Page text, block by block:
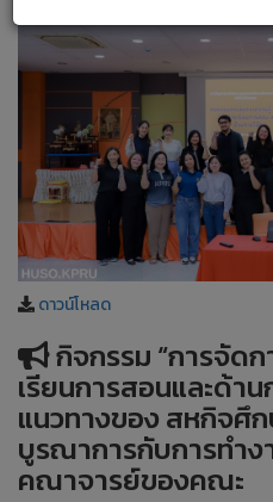
ดาวน์โหลด
กิจกรรม “การจัด
เรียนการสอนและด้า
แนวทางของ สหกิจศึ
บูรณาการกับการทำง
คณาจารย์ของคณะ